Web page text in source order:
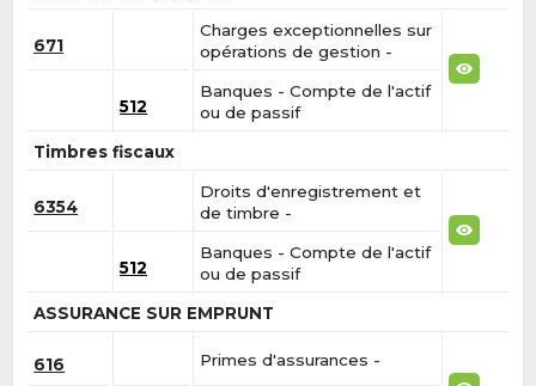
671
Charges exceptionnelles sur
opérations de gestion -
512
Banques - Compte de l'actif
ou de passif
Timbres fiscaux
6354
Droits d'enregistrement et
de timbre -
512
Banques - Compte de l'actif
ou de passif
ASSURANCE SUR EMPRUNT
616 Primes d'assurances -